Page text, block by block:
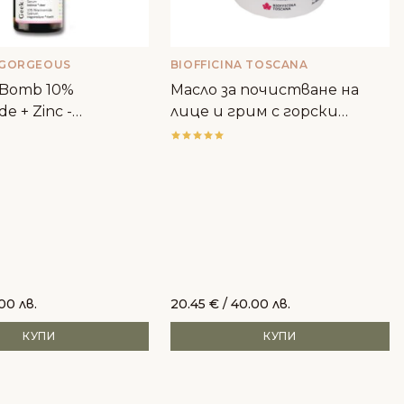
10%
+ Zinc -
лв.
КУПИ
BIOFFICINA TOSCANA
Масло за почистване на
лице и грим с горски
плодове - Biofficina Toscana
20.45 €/ 40.00 лв.
КУПИ